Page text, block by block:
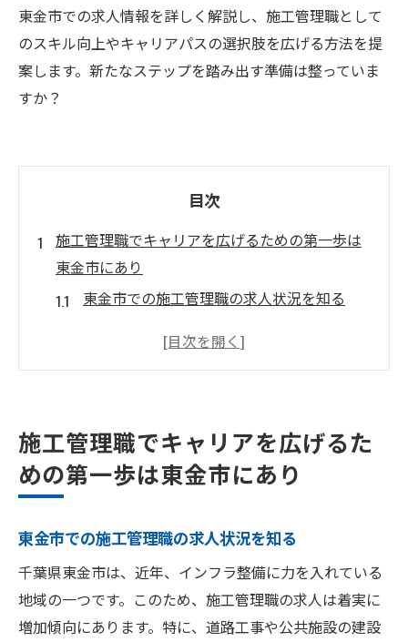
東金市での求人情報を詳しく解説し、施工管理職として
のスキル向上やキャリアパスの選択肢を広げる方法を提
案します。新たなステップを踏み出す準備は整っていま
すか？
目次
施工管理職でキャリアを広げるための第一歩は
東金市にあり
東金市での施工管理職の求人状況を知る
地域特性に基づくキャリア形成の利点
チャンス
施工管理職への転職を成功させるための秘
東金市の施工管理職求人で見つけるスキルアッ
プの鍵
現場での実務経験がキャリアに与える影響
スキル向上に役立つ研修制度の重要性
施工管理職でキャリアを広げるた
めの第一歩は東金市にあり
東金市での施工管理職の求人状況を知る
千葉県東金市は、近年、インフラ整備に力を入れている
地域の一つです。このため、施工管理職の求人は着実に
増加傾向にあります。特に、道路工事や公共施設の建設